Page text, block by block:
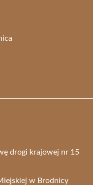
drogi krajowej nr 15
w Brodnicy